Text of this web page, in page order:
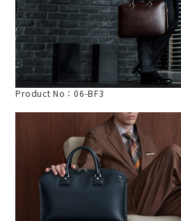
Product No：06-BF3